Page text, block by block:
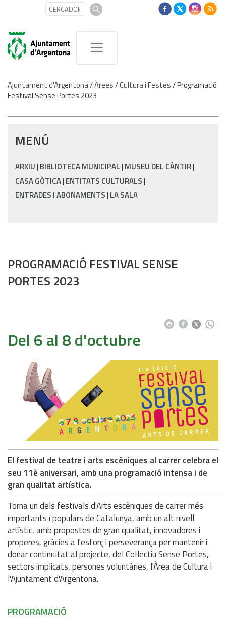
Ajuntament d'Argentona/Àrees/Cultura i Festes/Programació
Festival Sense Portes 2023
MENÚ
ARXIU BIBLIOTECA MUNICIPAL MUSEU DEL CÀNTIR
CASA GÒTICA ENTITATS CULTURALS
ENTRADES I ABONAMENTS LA SALA
PROGRAMACIÓ FESTIVAL SENSE
PORTES 2023
Del 6 al 8 d'octubre
El festival de teatre i arts escèniques al carrer celebra el
seu 11è aniversari, amb una programació intensa i de
gran qualitat artística.
Torna un dels festivals d'Arts escèniques de carrer més
importants i populars de Catalunya, amb un alt nivell
artístic, amb propostes de gran qualitat, innovadores i
properes, gràcies a l'esforç i perseverança per mantenir i
donar continuïtat al projecte, del Col·lectiu Sense Portes,
sectors implicats, persones voluntàries, l'Àrea de Cultura i
l'Ajuntament d'Argentona.
PROGRAMACIÓ